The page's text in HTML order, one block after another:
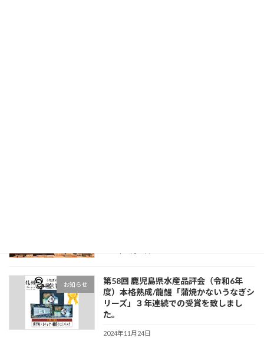
お知らせ
第58回 鹿児島県水産品評会（令和6年
度）本格熟成/龍鰻「蒲焼かないうなぎシ
リーズ」３年連続での受賞を致しまし
た。
2024年11月24日